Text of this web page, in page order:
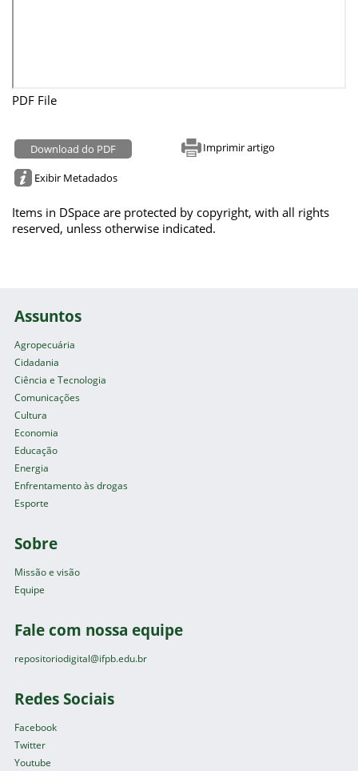
PDF File
Download do PDF Imprimir artigo
Exibir Metadados
Items in DSpace are protected by copyright, with all rights
reserved, unless otherwise indicated.
Assuntos
Agropecuária
Cidadania
Ciência e Tecnologia
Comunicações
Cultura
Economia
Educação
Energia
Enfrentamento às drogas
Esporte
Sobre
Missão e visão
Equipe
Fale com nossa equipe
repositoriodigital@ifpb.edu.br
Redes Sociais
Facebook
Twitter
Youtube